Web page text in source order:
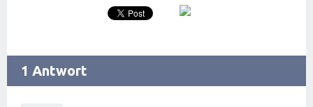
1 Antwort